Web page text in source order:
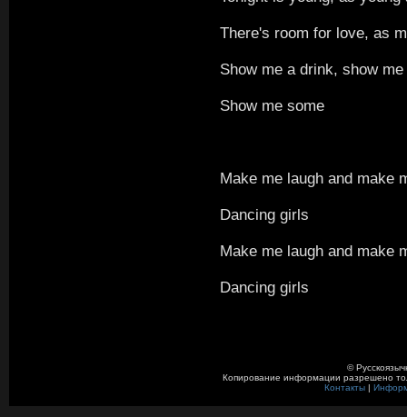
There's room for love, as
Show me a drink, show
Show me some
Make me laugh and make
Dancing girls
Make me laugh and make
Dancing girls
©
Копирование информации разрешено
Контакты|